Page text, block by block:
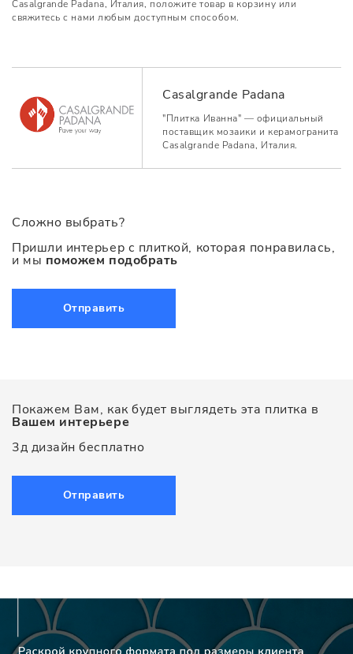
Casalgrande Padana, Италия, положите товар в корзину или
свяжитесь с нами любым доступным способом.
Casalgrande Padana
"Плитка Иванна" — официальный
поставщик мозаики и керамогранита
Casalgrande Padana, Италия.
Сложно выбрать?
Пришли интерьер с плиткой, которая понравилась,
и мы поможем подобрать
Отправить
Покажем Вам, как будет выглядеть эта плитка в
Вашем интерьере
3д дизайн бесплатно
Отправить